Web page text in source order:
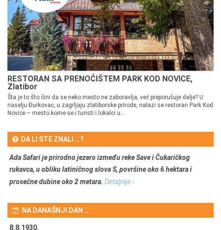
RESTORAN SA PRENOĆIŠTEM PARK KOD NOVICE,
Zlatibor
Šta je to što čini da se neko mesto ne zaboravlja, već preporučuje dalje? U
naselju Đurkovac, u zagrljaju zlatiborske prirode, nalazi se restoran Park Kod
Novice – mesto kome se i turisti i lokalci u...
DA LI STE ZNALI …?
Ada Safari je prirodno jezero između reke Save i Čukaričkog
rukavca, u obliku latiničnog slova S, površine oko 6 hektara i
prosečne dubine oko 2 metara. Detaljnije ›
NA DANAŠNJI DAN …
8.8.1930.